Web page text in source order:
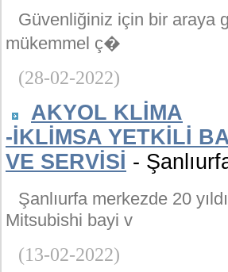
Güvenliğiniz için bir araya
mükemmel ç�
(28-02-2022)
AKYOL KLİMA
-İKLİMSA YETKİLİ
VE SERVİSİ -
Şanlıurfa merkezde 20
Mitsubishi bayi v
(13-02-2022)